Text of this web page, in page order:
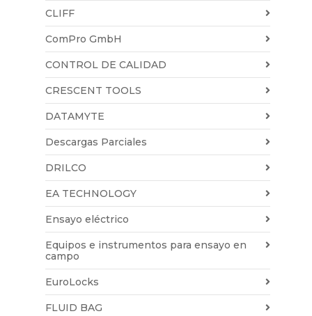
CLIFF
ComPro GmbH
CONTROL DE CALIDAD
CRESCENT TOOLS
DATAMYTE
Descargas Parciales
DRILCO
EA TECHNOLOGY
Ensayo eléctrico
Equipos e instrumentos para ensayo en
campo
EuroLocks
FLUID BAG